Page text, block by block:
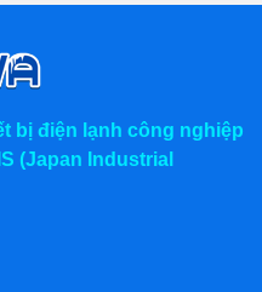
bị điện lạnh công nghiệp
(Japan Industrial